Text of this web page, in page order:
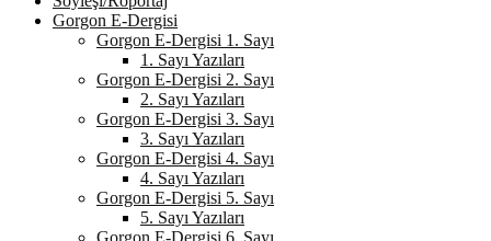
Gorgon E-Dergisi
Gorgon E-Dergisi 1. Sayı
1. Sayı Yazıları
Gorgon E-Dergisi 2. Sayı
2. Sayı Yazıları
Gorgon E-Dergisi 3. Sayı
3. Sayı Yazıları
Gorgon E-Dergisi 4. Sayı
4. Sayı Yazıları
Gorgon E-Dergisi 5. Sayı
5. Sayı Yazıları
Gorgon E-Dergisi 6. Sayı